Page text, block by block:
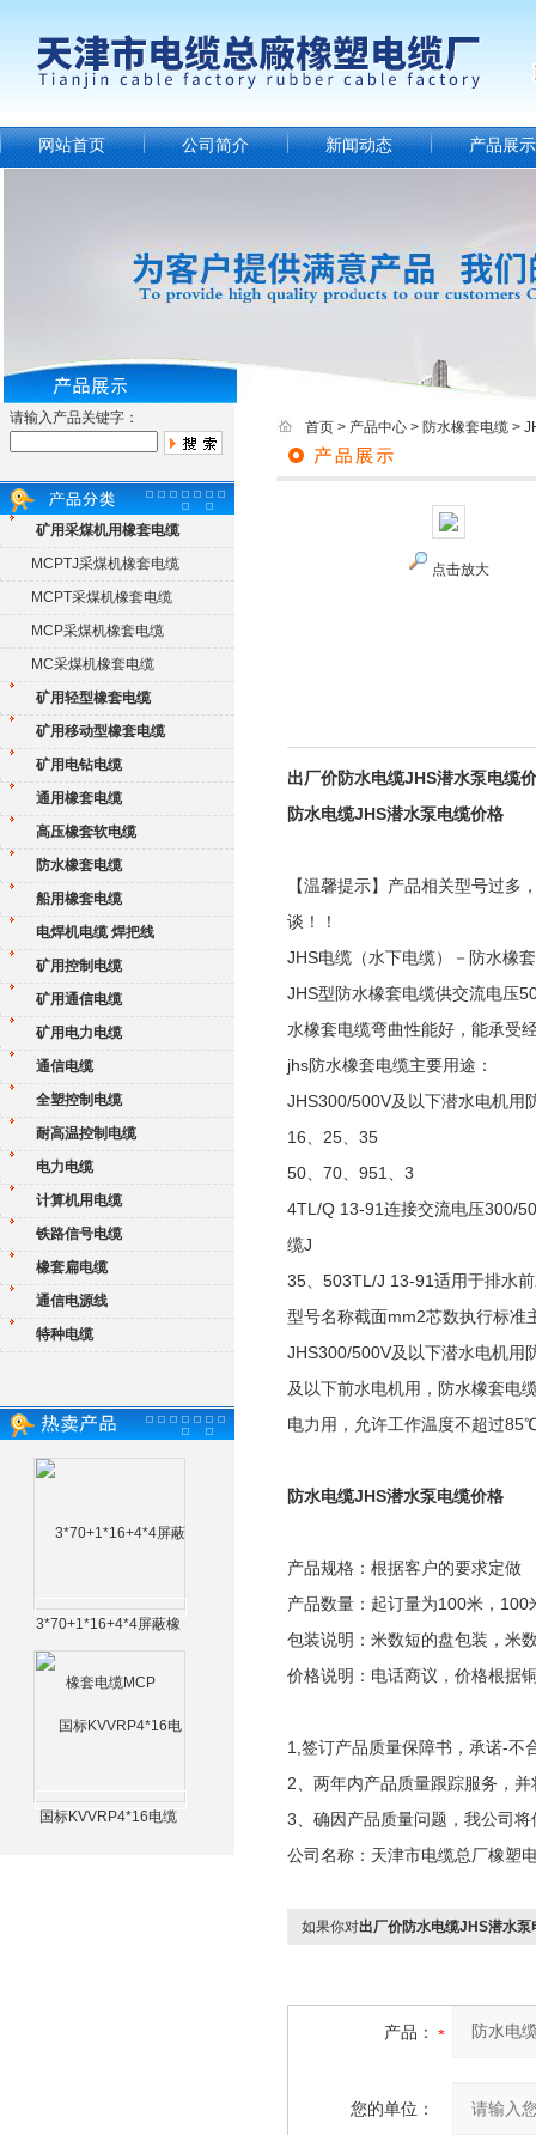
网站首页 公司简介 新闻动态 产品展示
请输入产品关键字：
矿用采煤机用橡套电缆
MCPTJ采煤机橡套电缆
MCPT采煤机橡套电缆
MCP采煤机橡套电缆
MC采煤机橡套电缆
矿用轻型橡套电缆
矿用移动型橡套电缆
矿用电钻电缆
通用橡套电缆
高压橡套软电缆
防水橡套电缆
船用橡套电缆
电焊机电缆 焊把线
矿用控制电缆
矿用通信电缆
矿用电力电缆
通信电缆
全塑控制电缆
耐高温控制电缆
电力电缆
计算机用电缆
铁路信号电缆
橡套扁电缆
通信电源线
特种电缆
3*70+1*16+4*4屏蔽橡
国标KVVRP4*16电缆
首页 > 产品中心 > 防水橡套电缆 >
点击放大
出厂价防水电缆JHS潜水泵电缆
防水电缆JHS潜水泵电缆价格
【温馨提示】产品相关型号过
谈！！
JHS电缆（水下电缆）－防水
JHS型防水橡套电缆供交流电压
水橡套电缆弯曲性能好，能承受
jhs防水橡套电缆主要用途：
JHS300/500V及以下潜水电机用
16、25、35
50、70、951、3
4TL/Q 13-91连接交流电压300/
缆J
35、503TL/J 13-91适用于排水
型号名称截面mm2芯数执行标准
JHS300/500V及以下潜水电机用
及以下前水电机用，防水橡套电
电力用，允许工作温度不超过
防水电缆JHS潜水泵电缆价格
产品规格：根据客户的要求定做
产品数量：起订量为100米，100
包装说明：米数短的盘包装，米
价格说明：电话商议，价格根据
1,签订产品质量保障书，承诺-不
2、两年内产品质量跟踪服务，
3、确因产品质量问题，我公司
公司名称：天津市电缆总厂橡塑
如果你对出厂价防水电缆JHS潜水泵
产品：
您的单位：